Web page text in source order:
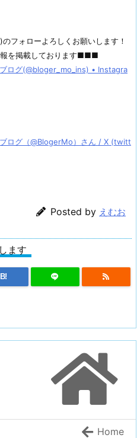
ォローよろしくお願いします！
報を掲載しております■■■
ログ(@bloger_mo_ins) • Instagra
ログ（@BlogerMo）さん / X (twitt
Posted by えむお
ます
B!
Home